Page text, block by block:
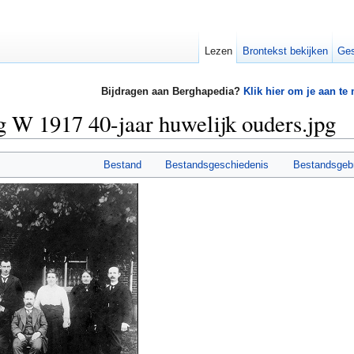
Bijdragen aan Berghapedia? Klik hier om je aan te
W 1917 40-jaar huwelijk ouders.jpg
Bestand Bestandsgeschiedenis
Lezen Brontekst bekijken